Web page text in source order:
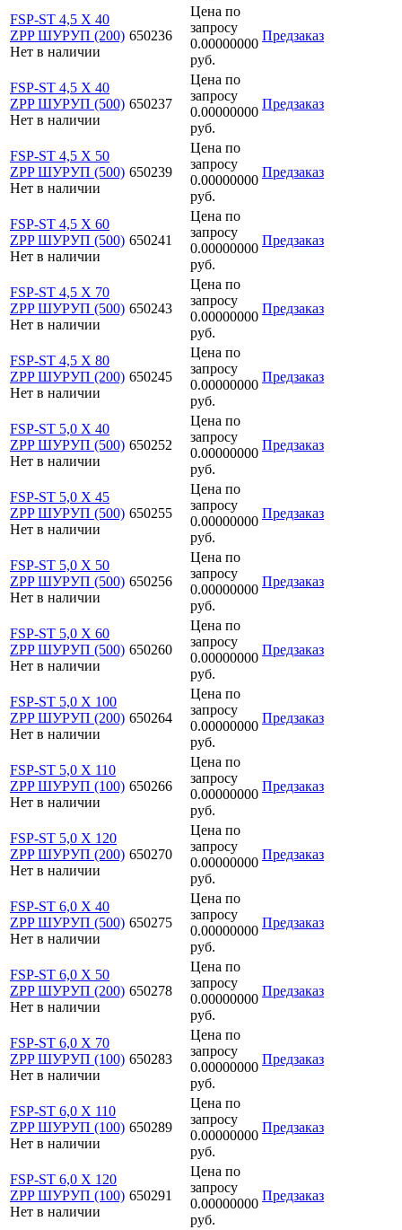
FSP-ST 4,5 X 40
ZPP ШУРУП (200)
Нет в наличии
650236
Цена по
запросу
0.00000000
руб.
Предзаказ
FSP-ST 4,5 X 40
ZPP ШУРУП (500)
Нет в наличии
650237
Цена по
запросу
0.00000000
руб.
Предзаказ
FSP-ST 4,5 X 50
ZPP ШУРУП (500)
Нет в наличии
650239
Цена по
запросу
0.00000000
руб.
Предзаказ
FSP-ST 4,5 X 60
ZPP ШУРУП (500)
Нет в наличии
650241
Цена по
запросу
0.00000000
руб.
Предзаказ
FSP-ST 4,5 X 70
ZPP ШУРУП (500)
Нет в наличии
650243
Цена по
запросу
0.00000000
руб.
Предзаказ
FSP-ST 4,5 X 80
ZPP ШУРУП (200)
Нет в наличии
650245
Цена по
запросу
0.00000000
руб.
Предзаказ
FSP-ST 5,0 X 40
ZPP ШУРУП (500)
Нет в наличии
650252
Цена по
запросу
0.00000000
руб.
Предзаказ
FSP-ST 5,0 X 45
ZPP ШУРУП (500)
Нет в наличии
650255
Цена по
запросу
0.00000000
руб.
Предзаказ
FSP-ST 5,0 X 50
ZPP ШУРУП (500)
Нет в наличии
650256
Цена по
запросу
0.00000000
руб.
Предзаказ
FSP-ST 5,0 X 60
ZPP ШУРУП (500)
Нет в наличии
650260
Цена по
запросу
0.00000000
руб.
Предзаказ
FSP-ST 5,0 X 100
ZPP ШУРУП (200)
Нет в наличии
650264
Цена по
запросу
0.00000000
руб.
Предзаказ
FSP-ST 5,0 X 110
ZPP ШУРУП (100)
Нет в наличии
650266
Цена по
запросу
0.00000000
руб.
Предзаказ
FSP-ST 5,0 X 120
ZPP ШУРУП (200)
Нет в наличии
650270
Цена по
запросу
0.00000000
руб.
Предзаказ
FSP-ST 6,0 X 40
ZPP ШУРУП (500)
Нет в наличии
650275
Цена по
запросу
0.00000000
руб.
Предзаказ
FSP-ST 6,0 X 50
ZPP ШУРУП (200)
Нет в наличии
650278
Цена по
запросу
0.00000000
руб.
Предзаказ
FSP-ST 6,0 X 70
ZPP ШУРУП (100)
Нет в наличии
650283
Цена по
запросу
0.00000000
руб.
Предзаказ
FSP-ST 6,0 X 110
ZPP ШУРУП (100)
Нет в наличии
650289
Цена по
запросу
0.00000000
руб.
Предзаказ
FSP-ST 6,0 X 120
ZPP ШУРУП (100)
Нет в наличии
650291
Цена по
запросу
0.00000000
руб.
Предзаказ